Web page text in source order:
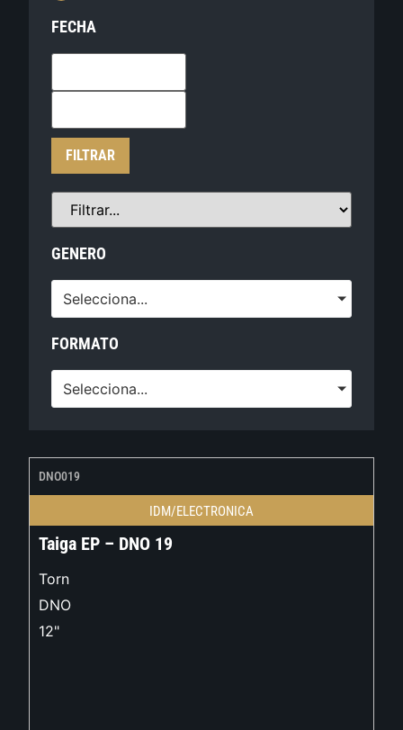
FECHA
FILTRAR
GENERO
Selecciona...
FORMATO
Selecciona...
DNO019
IDM/ELECTRONICA
Taiga EP – DNO 19
Torn
DNO
12"